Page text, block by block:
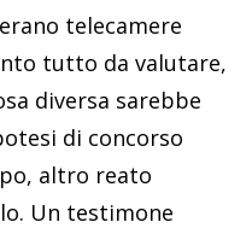
telecamere
tutto da valutare,
diversa sarebbe
di concorso
altro reato
Un testimone